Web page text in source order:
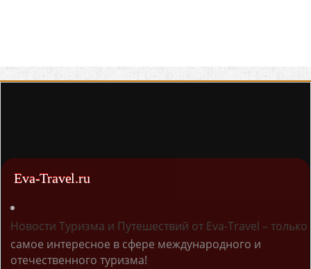
Eva-Travel.ru
Новости Туризма и Путешествий от Eva-Travel – только
самое интересное в сфере международного и
отечественного туризма!